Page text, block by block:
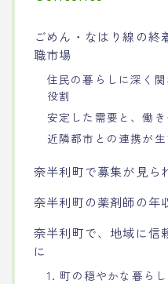
ごめん・なはり線の終
職市場
住民の暮らしに深く
役割
安定した需要と、働
近隣都市との連携が
奈半利町で募集が見ら
奈半利町の薬剤師の年
奈半利町で、地域に信
に
1. 町の穏やかな暮ら